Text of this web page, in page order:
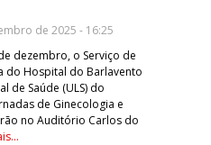
de 2025 - 16:25
dezembro, o Serviço de
do Hospital do Barlavento
de Saúde (ULS) do
de Ginecologia e
no Auditório Carlos do